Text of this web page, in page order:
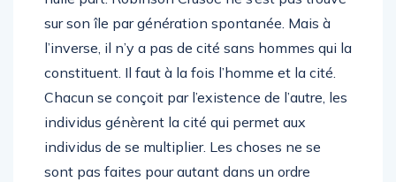
sur son île par génération spontanée. Mais à
l’inverse, il n’y a pas de cité sans hommes qui la
constituent. Il faut à la fois l’homme et la cité.
Chacun se conçoit par l’existence de l’autre, les
individus génèrent la cité qui permet aux
individus de se multiplier. Les choses ne se
sont pas faites pour autant dans un ordre